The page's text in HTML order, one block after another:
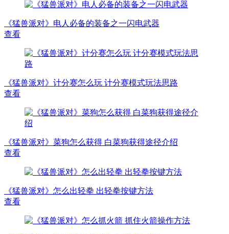
《猛兽派对》电人必备的装备之一闪电武器
查看
《猛兽派对》计分赛怎么玩 计分赛模式玩法思路
查看
《猛兽派对》菜狗怎么获得 白菜狗获得途径介绍
查看
《猛兽派对》怎么出轻拳 出轻拳按键方法
查看